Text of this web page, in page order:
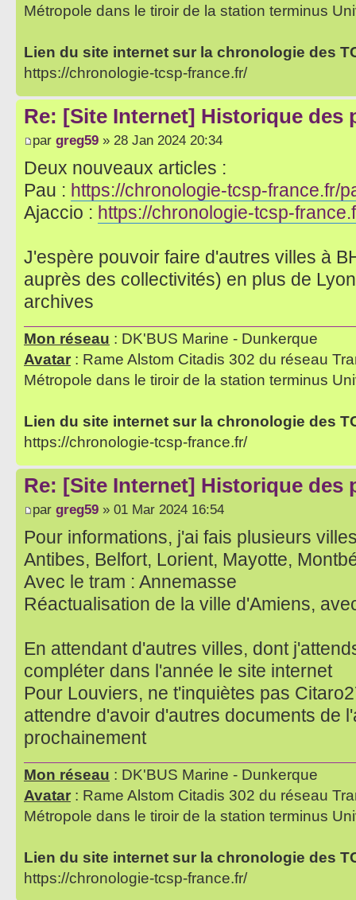
Métropole dans le tiroir de la station terminus
Lien du site internet sur la chronologie des
https://chronologie-tcsp-france.fr/
Re: [Site Internet] Historique des
par greg59 » 28 Jan 2024 20:34
Deux nouveaux articles :
Pau : https://chronologie-tcsp-france.fr/
Ajaccio : https://chronologie-tcsp-
J'espère pouvoir faire d'autres villes à
auprès des collectivités) en plus de
archives
Mon réseau : DK'BUS Marine - Dunkerque
Avatar : Rame Alstom Citadis 302 du réseau
Métropole dans le tiroir de la station terminus
Lien du site internet sur la chronologie des
https://chronologie-tcsp-france.fr/
Re: [Site Internet] Historique des
par greg59 » 01 Mar 2024 16:54
Pour informations, j'ai fais plusieurs
Antibes, Belfort, Lorient, Mayotte,
Avec le tram : Annemasse
Réactualisation de la ville d'Amiens,
En attendant d'autres villes, dont
compléter dans l'année le site internet
Pour Louviers, ne t'inquiètes pas
attendre d'avoir d'autres documents de
prochainement
Mon réseau : DK'BUS Marine - Dunkerque
Avatar : Rame Alstom Citadis 302 du réseau
Métropole dans le tiroir de la station terminus
Lien du site internet sur la chronologie des
https://chronologie-tcsp-france.fr/